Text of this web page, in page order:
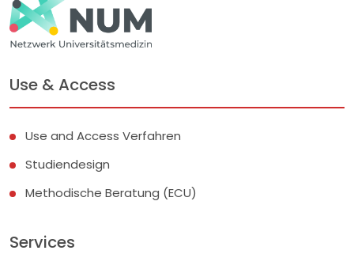
Use & Access
Use and Access Verfahren
Studiendesign
Methodische Beratung (ECU)
Services